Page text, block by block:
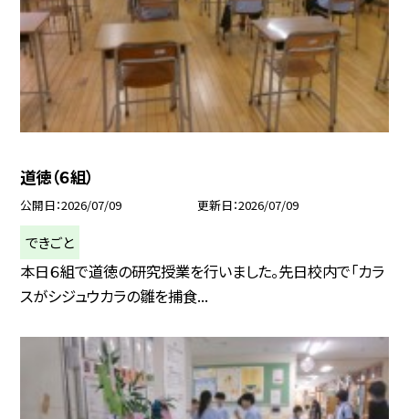
道徳（６組）
公開日 2026/07/09 更新日 2026/07/09
できごと
本日６組で道徳の研究授業を行いました。先日校内で「カラ
スがシジュウカラの雛を捕食...